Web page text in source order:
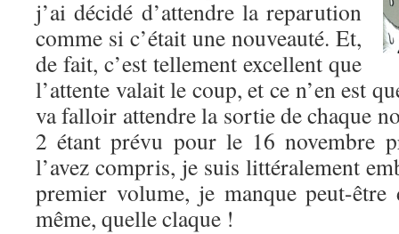
j’ai décidé d’attendre la reparution
comme si c’était une nouveauté. Et,
de fait, c’est tellement excellent que
l’attente valait le coup, et ce n’en est
va falloir attendre la sortie de chaque
2 étant prévu pour le 16 novembre
l’avez compris, je suis littéralement
premier volume, je manque peut-
même, quelle claque !